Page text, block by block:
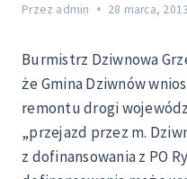
Przez admin 28 marca, 2013
Burmistrz Dziwnowa
że Gmina Dziwnów
remontu drogi
„przejazd przez m.
z dofinansowania z PO